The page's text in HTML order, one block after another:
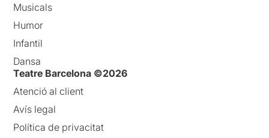
Musicals
Humor
Infantil
Dansa
Teatre Barcelona ©2026
Atenció al client
Avís legal
Política de privacitat